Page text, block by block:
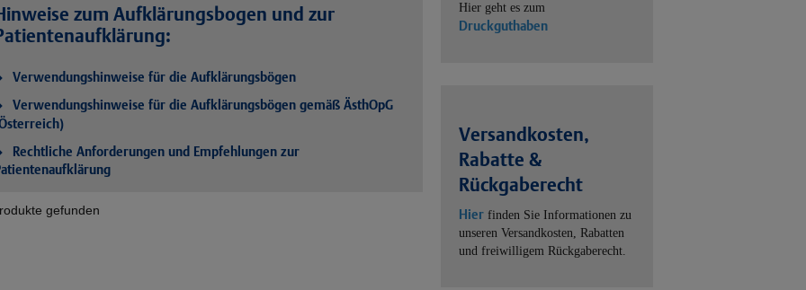
zum Aufklärungsbogen und zur
Verwendungshinweise für die Aufklärungsbögen
Verwendungshinweise für die Aufklärungsbögen gemäß ÄsthOpG
Rechtliche Anforderungen und Empfehlungen zur
gefunden
Hier geht es zum
Druckguthaben
Versandkosten,
Rabatte &
Rückgaberecht
Hier finden Sie Informationen zu
unseren Versandkosten, Rabatten
und freiwilligem Rückgaberecht.